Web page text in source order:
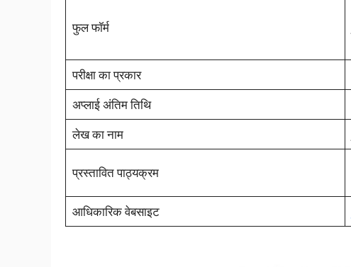
फुल फॉर्म
परीक्षा का प्रकार
अप्लाई अंतिम तिथि
लेख का नाम
प्रस्तावित पाठ्यक्रम
आधिकारिक वेबसाइट